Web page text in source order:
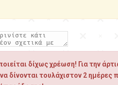
δίχως χρέωση! Για την
δίνονται τουλάχιστον 2 ημέρες